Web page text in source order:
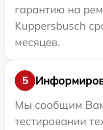
гарантию на
Kuppersbusch
месяцев.
5
Мы сообщим
тестировании